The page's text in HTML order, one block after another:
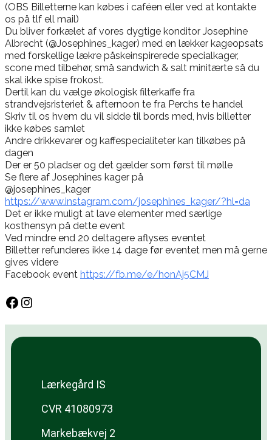
(OBS Billetterne kan købes i caféen eller ved at kontakte
os på tlf ell mail)
Du bliver forkælet af vores dygtige konditor Josephine
Albrecht (@Josephines_kager) med en lækker kageopsats
med forskellige lækre påskeinspirerede specialkager,
scone med tilbehør, små sandwich & salt minitærte så du
skal ikke spise frokost.
Dertil kan du vælge økologisk filterkaffe fra
strandvejsristeriet & afternoon te fra Perchs te handel
Skriv til os hvem du vil sidde til bords med, hvis billetter
ikke købes samlet
Andre drikkevarer og kaffespecialiteter kan tilkøbes på
dagen
Der er 50 pladser og det gælder som først til mølle
Se flere af Josephines kager på
@josephines_kager
https://www.instagram.com/josephines_kager/?hl=da
Det er ikke muligt at lave elementer med særlige
kosthensyn på dette event
Ved mindre end 20 deltagere aflyses eventet
Billetter refunderes ikke 14 dage før eventet men må gerne
gives videre
Facebook event https://fb.me/e/honAj5CMJ
Lærkegård IS
CVR 41080973
Markebækvej 2